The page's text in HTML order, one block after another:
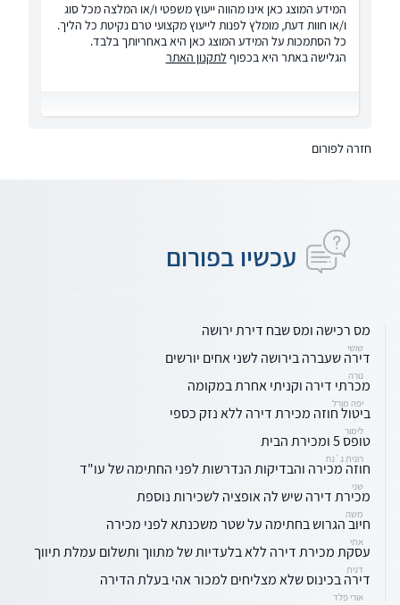
המידע המוצג כאן אינו מהווה ייעוץ משפטי ו/או המלצה מכל סוג
ו/או חוות דעת, מומלץ לפנות לייעוץ מקצועי טרם נקיטת כל הליך.
כל הסתמכות על המידע המוצג כאן היא באחריותך בלבד.
הגלישה באתר היא בכפוף לתקנון האתר
חזרה לפורום
עכשיו בפורום
מס רכישה ומס שבח דירת ירושה
שושי
דירה שעברה בירושה לשני אחים יורשים
נורה
מכרתי דירה וקניתי אחרת במקומה
יפה מורל
ביטול חוזה מכירת דירה ללא נזק כספי
לימור
טופס 5 ומכירת הבית
רונית ג`נח
חוזה מכירה והבדיקות הנדרשות לפני החתימה של עו"ד
שני
מכירת דירה שיש לה אופציה לשכירות נוספת
משה
חיוב הגרוש בחתימה על שטר משכנתא לפני מכירה
אתי
עסקת מכירת דירה ללא בלעדיות של מתווך ותשלום עמלת תיווך
דנית
דירה בכינוס שלא מצליחים למכור אהי בעלת הדירה
אורי פלד